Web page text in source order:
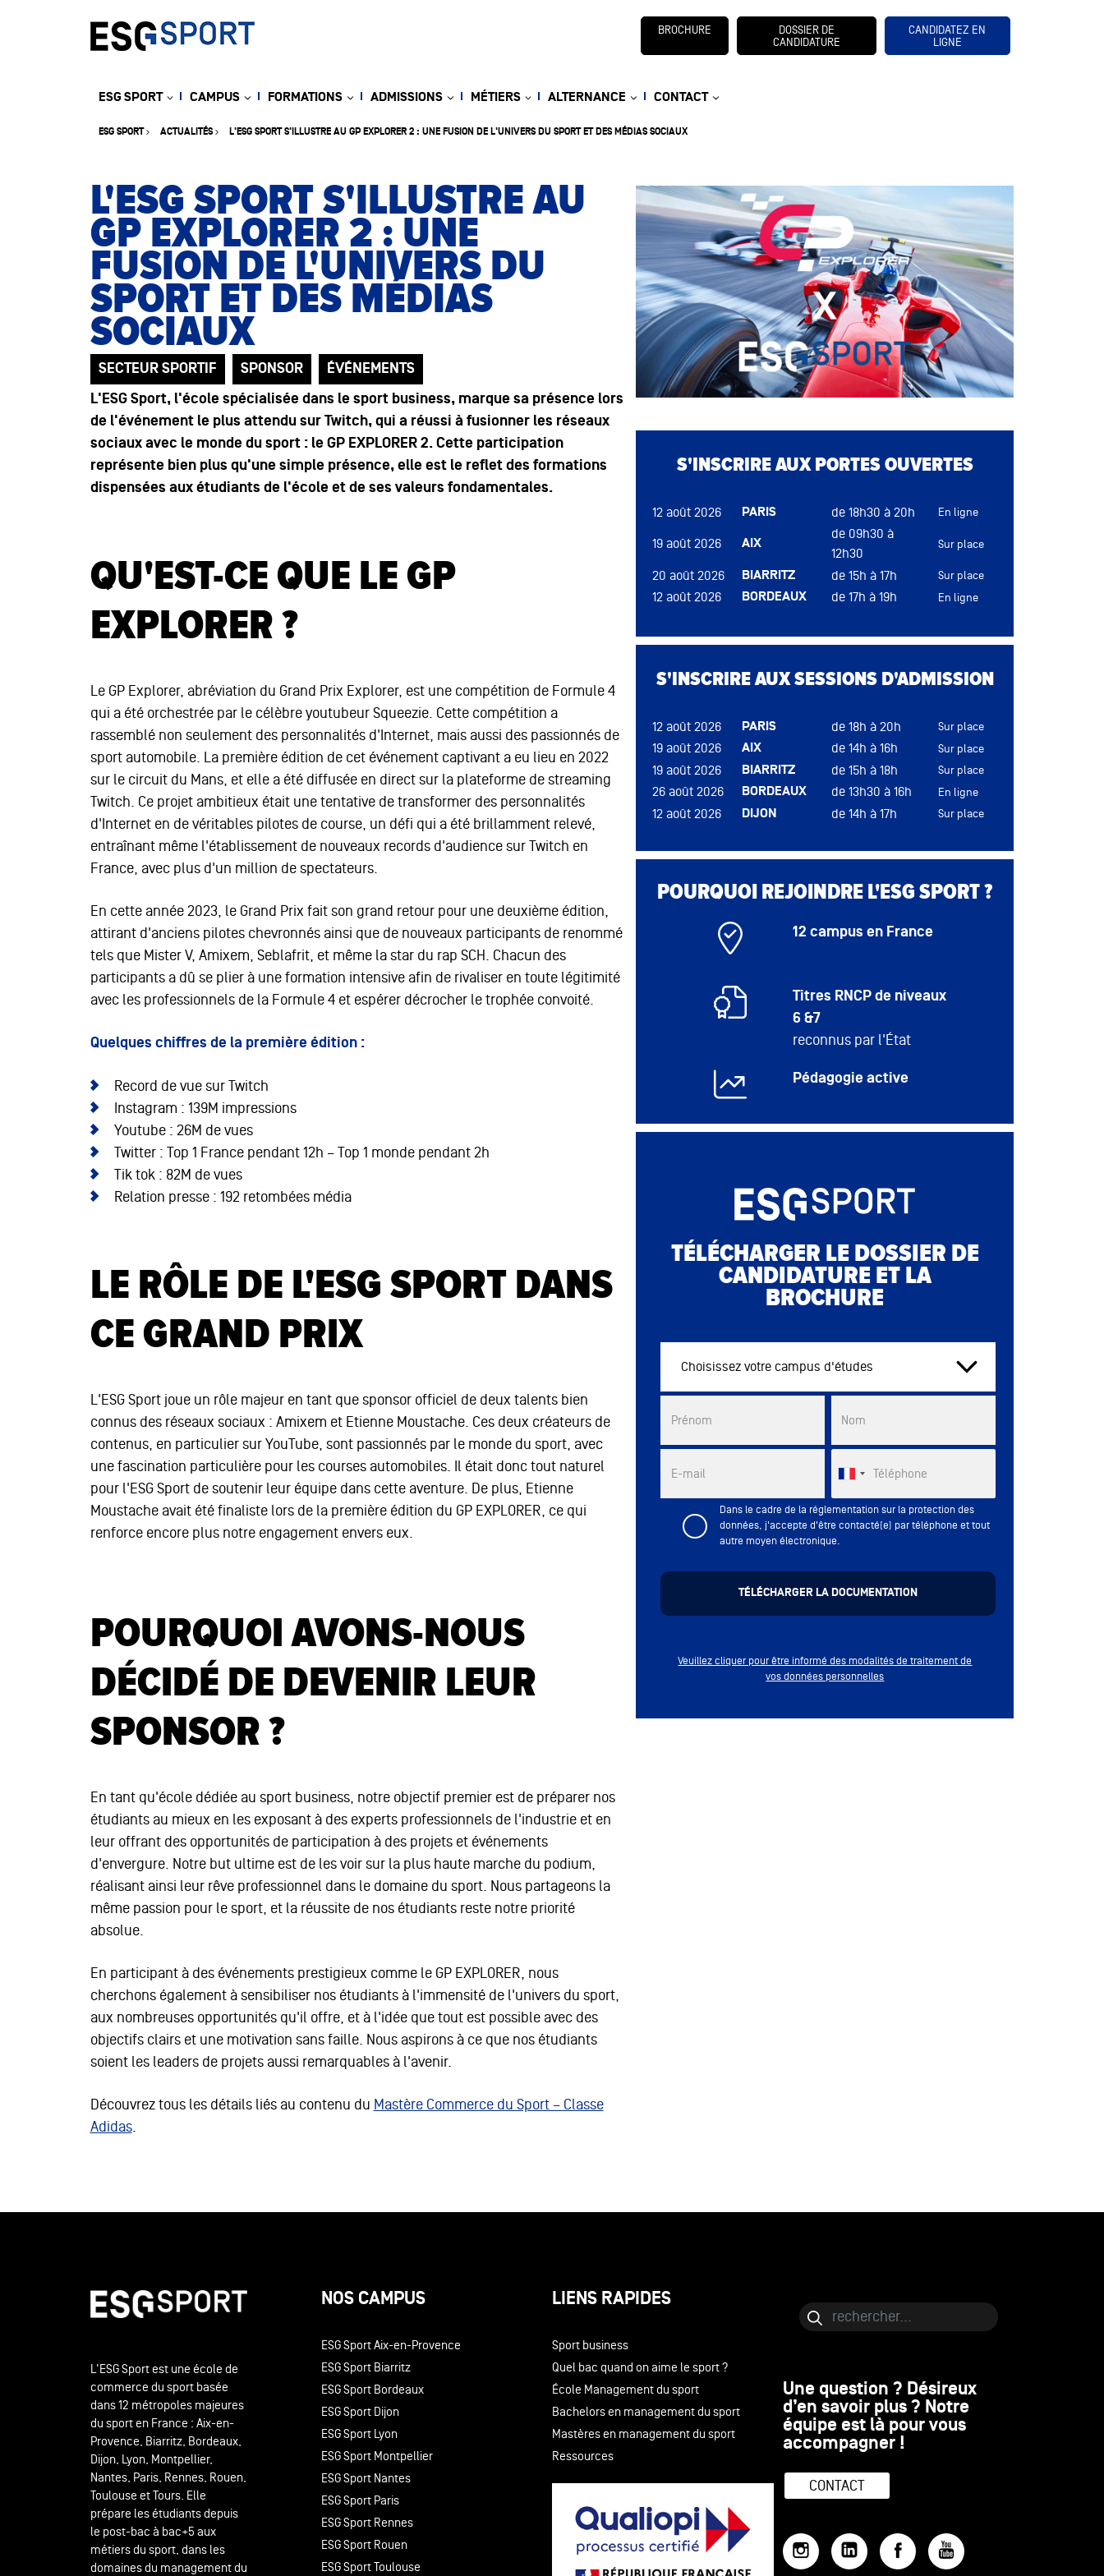
ESG SPORT ACTUALITÉS L'ESG SPORT S'ILLUSTRE AU GP EXPLORER 2 : UNE FUSION DE L'UNIVERS DU SPORT ET DES MÉDIAS SOCIAUX
L'ESG SPORT S'ILLUSTRE AU
GP EXPLORER 2 : UNE
FUSION DE L'UNIVERS DU
SPORT ET DES MÉDIAS
SOCIAUX
SECTEUR SPORTIF SPONSOR
ÉVÉNEMENTS
L'ESG Sport, l'école spécialisée dans le sport business, marque sa présence lors
de l'événement le plus attendu sur Twitch, qui a réussi à fusionner les réseaux
sociaux avec le monde du sport : le GP EXPLORER 2. Cette participation
représente bien plus qu'une simple présence, elle est le reflet des formations
dispensées aux étudiants de l'école et de ses valeurs fondamentales.
QU'EST-CE QUE LE GP
EXPLORER ?
Le GP Explorer, abréviation du Grand Prix Explorer, est une compétition de Formule 4
qui a été orchestrée par le célèbre youtubeur Squeezie. Cette compétition a
rassemblé non seulement des personnalités d'Internet, mais aussi des passionnés de
sport automobile. La première édition de cet événement captivant a eu lieu en 2022
sur le circuit du Mans, et elle a été diffusée en direct sur la plateforme de streaming
Twitch. Ce projet ambitieux était une tentative de transformer des personnalités
d'Internet en de véritables pilotes de course, un défi qui a été brillamment relevé,
entraînant même l'établissement de nouveaux records d'audience sur Twitch en
France, avec plus d'un million de spectateurs.
En cette année 2023, le Grand Prix fait son grand retour pour une deuxième édition,
attirant d'anciens pilotes chevronnés ainsi que de nouveaux participants de renommé
tels que Mister V, Amixem, Seblafrit, et même la star du rap SCH. Chacun des
participants a dû se plier à une formation intensive afin de rivaliser en toute légitimité
avec les professionnels de la Formule 4 et espérer décrocher le trophée convoité.
Quelques chiffres de la première édition :
Record de vue sur Twitch
Instagram : 139M impressions
Youtube : 26M de vues
Twitter : Top 1 France pendant 12h – Top 1 monde pendant 2h
Tik tok : 82M de vues
Relation presse : 192 retombées média
LE RÔLE DE L'ESG SPORT DANS
CE GRAND PRIX
L'ESG Sport joue un rôle majeur en tant que sponsor officiel de deux talents bien
connus des réseaux sociaux : Amixem et Etienne Moustache. Ces deux créateurs de
contenus, en particulier sur YouTube, sont passionnés par le monde du sport, avec
une fascination particulière pour les courses automobiles. Il était donc tout naturel
pour l'ESG Sport de soutenir leur équipe dans cette aventure. De plus, Etienne
Moustache avait été finaliste lors de la première édition du GP EXPLORER, ce qui
renforce encore plus notre engagement envers eux.
POURQUOI AVONS-NOUS
DÉCIDÉ DE DEVENIR LEUR
SPONSOR ?
En tant qu'école dédiée au sport business, notre objectif premier est de préparer nos
étudiants au mieux en les exposant à des experts professionnels de l'industrie et en
leur offrant des opportunités de participation à des projets et événements
d'envergure. Notre but ultime est de les voir sur la plus haute marche du podium,
réalisant ainsi leur rêve professionnel dans le domaine du sport. Nous partageons la
même passion pour le sport, et la réussite de nos étudiants reste notre priorité
absolue.
En participant à des événements prestigieux comme le GP EXPLORER, nous
cherchons également à sensibiliser nos étudiants à l'immensité de l'univers du sport,
aux nombreuses opportunités qu'il offre, et à l'idée que tout est possible avec des
objectifs clairs et une motivation sans faille. Nous aspirons à ce que nos étudiants
soient les leaders de projets aussi remarquables à l'avenir.
Découvrez tous les détails liés au contenu du Mastère Commerce du Sport – Classe
Adidas.
S'INSCRIRE AUX PORTES OUVERTES
12 août 2026 PARIS de 18h30 à 20h En ligne
19 août 2026 AIX
de 09h30 à
12h30
Sur place
20 août 2026 BIARRITZ de 15h à 17h Sur place
12 août 2026 BORDEAUX de 17h à 19h En ligne
09 sep 2026 LYON de 17h à 19h Sur place
26 août 2026 NANTES de 14h30 à 17h30 Sur place
19 août 2026 ROUEN de 14h à 17h Sur place
19 août 2026 TOULOUSE de 14h30 à 16h Sur place
26 août 2026 TOURS de 15h à 17h Sur place
S'INSCRIRE AUX SESSIONS D'ADMISSION
12 août 2026 PARIS de 18h à 20h Sur place
19 août 2026 AIX de 14h à 16h Sur place
19 août 2026 BIARRITZ de 15h à 18h Sur place
26 août 2026 BORDEAUX de 13h30 à 16h En ligne
12 août 2026 DIJON de 14h à 17h Sur place
19 août 2026 MONTPELLIER de 14h à 16h Sur place
26 août 2026 NANTES de 14h à 17h
d'admission
à 17h
12 août 2026 RENNES
de 14h à 17h
12 août 2026 TOURS
POURQUOI REJOINDRE L'ESG SPORT ?
12 campus en France
Titres RNCP de niveaux
6 &7
reconnus par l'État
Pédagogie active
TÉLÉCHARGER LE DOSSIER DE
CANDIDATURE ET LA
BROCHURE
Choisissez votre campus d'études
Prénom Nom
E-mail Téléphone
Dans le cadre de la réglementation sur la protection des
données, j'accepte d'être contacté(e) par téléphone et tout
autre moyen électronique.
Veuillez cliquer pour être informé des modalités de traitement de
vos données personnelles
BROCHURE
DOSSIER DE
CANDIDATURE
CANDIDATEZ EN
LIGNE
ESG SPORT CAMPUS FORMATIONS ADMISSIONS MÉTIERS ALTERNANCE CONTACT
L'ESG Sport est une école de
commerce du sport basée
dans 12 métropoles majeures
du sport en France : Aix-en-
Provence, Biarritz, Bordeaux,
Dijon, Lyon, Montpellier,
Nantes, Paris, Rennes, Rouen,
Toulouse et Tours. Elle
prépare les étudiants depuis
le post-bac à bac+5 aux
métiers du sport, dans les
domaines du management du
NOS CAMPUS
ESG Sport Aix-en-Provence
ESG Sport Biarritz
ESG Sport Bordeaux
ESG Sport Dijon
ESG Sport Lyon
ESG Sport Montpellier
ESG Sport Nantes
ESG Sport Paris
ESG Sport Rennes
ESG Sport Rouen
ESG Sport Toulouse
LIENS RAPIDES
Sport business
Quel bac quand on aime le sport ?
École Management du sport
Bachelors en management du sport
Mastères en management du sport
Ressources
Une question ? Désireux
d’en savoir plus ? Notre
équipe est là pour vous
accompagner !
CONTACT